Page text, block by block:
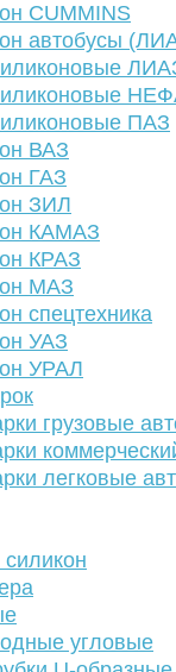
CUMMINS
автобусы
ПАЗ
ВАЗ
ГАЗ
ЗИЛ
КАМАЗ
КРАЗ
МАЗ
спецтехника
УАЗ
УРАЛ
грузовые
легковые
угловые